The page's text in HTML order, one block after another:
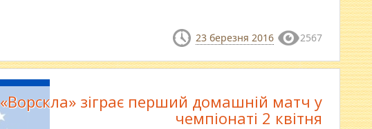
23 березня 2016 2567
«Ворскла» зіграє перший домашній матч у
чемпіонаті 2 квітня